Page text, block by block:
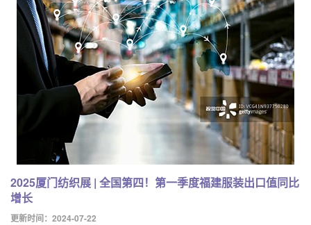
2025厦门纺织展 | 全国第四！第一季度福建服装出口值同比
增长
更新时间：2024-07-22